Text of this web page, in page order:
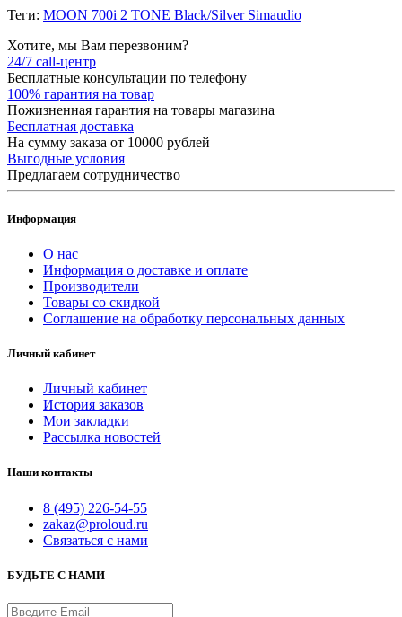
Теги: MOON 700i 2 TONE Black/Silver Simaudio
Хотите, мы Вам перезвоним?
24/7 call-центр
Бесплатные консультации по телефону
100% гарантия на товар
Пожизненная гарантия на товары магазина
Бесплатная доставка
На сумму заказа от 10000 рублей
Выгодные условия
Предлагаем сотрудничество
Информация
О нас
Информация о доставке и оплате
Производители
Товары со скидкой
Соглашение на обработку персональных данных
Личный кабинет
Личный кабинет
История заказов
Мои закладки
Рассылка новостей
Наши контакты
8 (495) 226-54-55
zakaz@proloud.ru
Связаться с нами
БУДЬТЕ С НАМИ